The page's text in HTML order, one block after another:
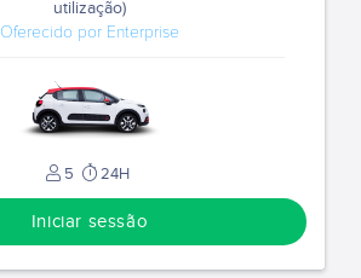
utilização)
Oferecido por Enterprise
5 24H
Iniciar sessão